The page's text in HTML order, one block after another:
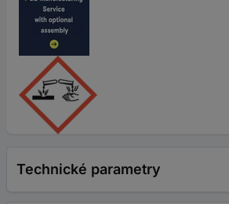
Technické parametry